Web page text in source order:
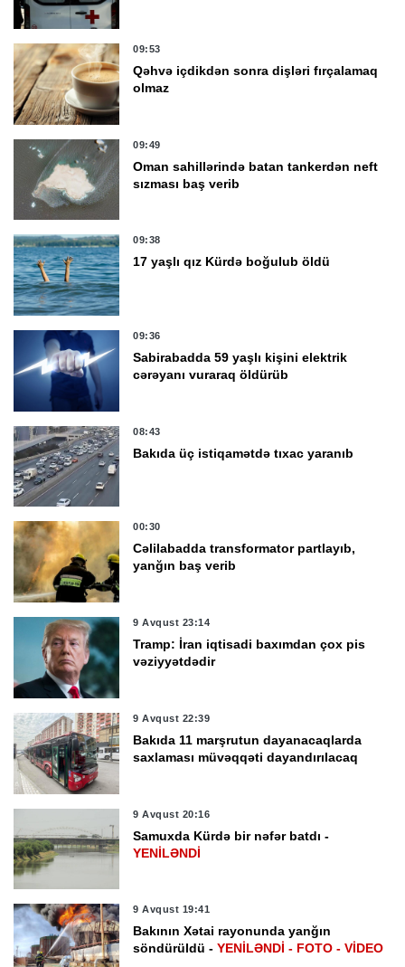
09:53
Qəhvə içdikdən sonra dişləri fırçalamaq
olmaz
09:49
Oman sahillərində batan tankerdən neft
sızması baş verib
09:38
17 yaşlı qız Kürdə boğulub öldü
09:36
Sabirabadda 59 yaşlı kişini elektrik
cərəyanı vuraraq öldürüb
08:43
Bakıda üç istiqamətdə tıxac yaranıb
00:30
Cəlilabadda transformator partlayıb,
yanğın baş verib
9 Avqust 23:14
Tramp: İran iqtisadi baxımdan çox pis
vəziyyətdədir
9 Avqust 22:39
Bakıda 11 marşrutun dayanacaqlarda
saxlaması müvəqqəti dayandırılacaq
9 Avqust 20:16
Samuxda Kürdə bir nəfər batdı -
YENİLƏNDİ
9 Avqust 19:41
Bakının Xətai rayonunda yanğın
söndürüldü -YENİLƏNDİ - FOTO - VİDEO